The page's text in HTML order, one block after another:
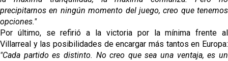
precipitarnos en ningún momento del juego, creo que tenemos
opciones."
Por último, se refirió a la victoria por la mínima frente al
Villarreal y las posibilidades de encargar más tantos en Europa:
"Cada partido es distinto. No creo que sea una ventaja, es un